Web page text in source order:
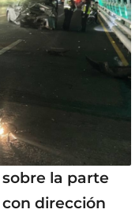
la parte
dirección